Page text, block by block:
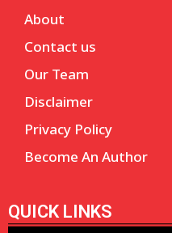
About
Contact us
Our Team
Disclaimer
Privacy Policy
Become An Author
QUICK LINKS